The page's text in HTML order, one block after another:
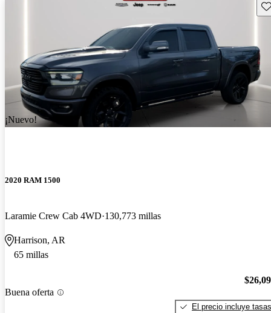
¡Nuevo!
2020 RAM 1500
Laramie Crew Cab 4WD 130,773 millas
Harrison, AR
65 millas
Buena oferta
El precio incluye tasas